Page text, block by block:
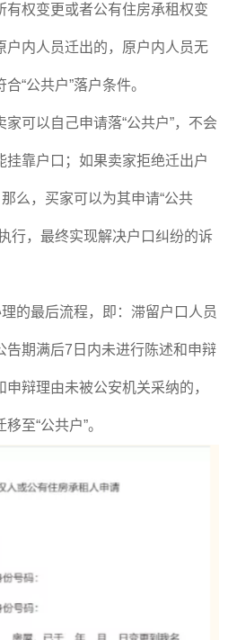
有权变更或者公有住房承租权变
户内人员迁出的，原户内人员无
“公共户”落户条件。
可以自己申请落“公共户”，不会
挂靠户口；如果卖家拒绝迁出户
么，买家可以为其申请“公共
行，最终实现解决户口纠纷的诉
的最后流程，即：滞留户口人员
告期满后7日内未进行陈述和申辩
辩理由未被公安机关采纳的，
至“公共户”。